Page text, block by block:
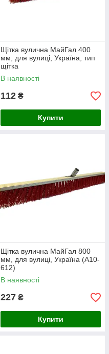
Щітка вулична МайГал 400
мм, для вулиці, Україна, тип
щітка
В наявності
112 ₴
Купити
Щітка вулична МайГал 800
мм, для вулиці, Україна (А10-
612)
В наявності
227 ₴
Купити